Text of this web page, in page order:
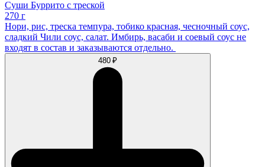
Суши Буррито с треской
270 г
Нори, рис, треска темпура, тобико красная, чесночный соус,
сладкий Чили соус, салат. Имбирь, васаби и соевый соус не
входят в состав и заказываются отдельно.
480 ₽